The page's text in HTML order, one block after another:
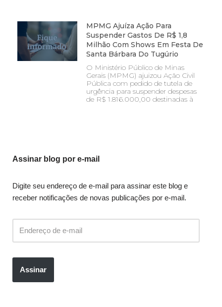
MPMG Ajuíza Ação Para
Suspender Gastos De R$ 1,8
Milhão Com Shows Em Festa De
Santa Bárbara Do Tugúrio
O Ministério Público de Minas
Gerais (MPMG) ajuizou Ação Civil
Pública com pedido de tutela de
urgência para suspender despesas
de R$ 1.816.000,00 destinadas à
Assinar blog por e-mail
Digite seu endereço de e-mail para assinar este blog e
receber notificações de novas publicações por e-mail.
Assinar